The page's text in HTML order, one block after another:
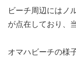
ビーチ周辺にはノ
が点在しており、
オマハビーチの様